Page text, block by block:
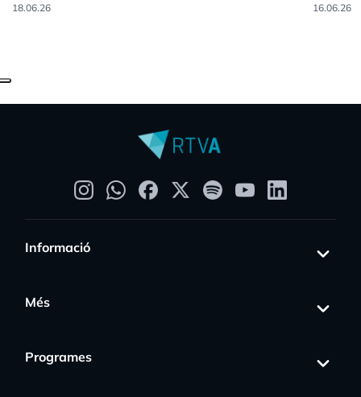
18.06.26 16.06.26
Informació
Més
Programes